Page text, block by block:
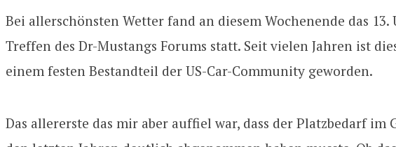
Bei allerschönsten Wetter fand an diesem Wochenende das 13.
Treffen des Dr-Mustangs Forums statt. Seit vielen Jahren ist
einem festen Bestandteil der US-Car-Community geworden.
Das allererste das mir aber auffiel war, dass der Platzbedarf im